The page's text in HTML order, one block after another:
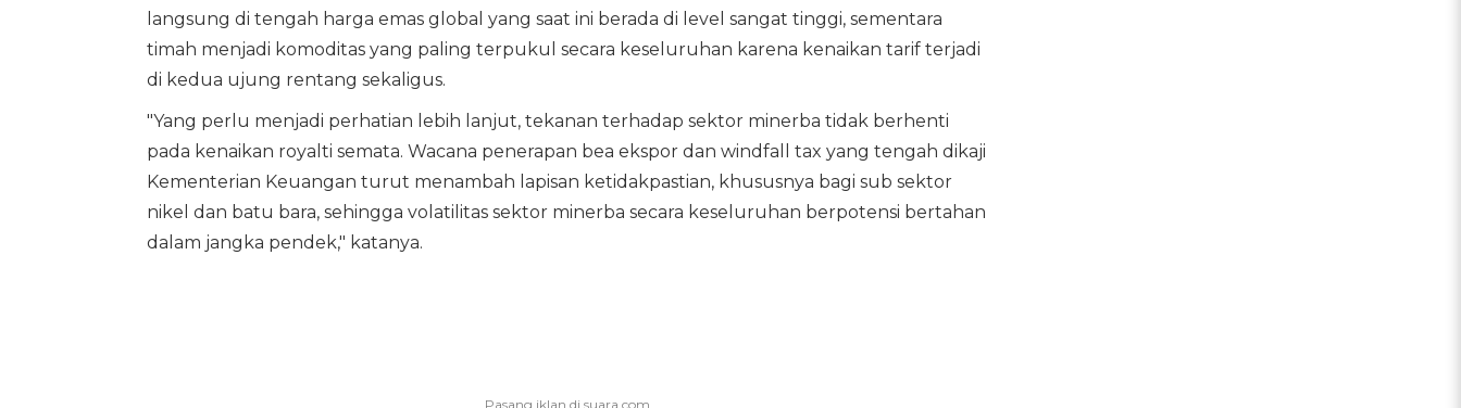
langsung di tengah harga emas global yang saat ini berada di level sangat tinggi, sementara
timah menjadi komoditas yang paling terpukul secara keseluruhan karena kenaikan tarif terjadi
di kedua ujung rentang sekaligus.
"Yang perlu menjadi perhatian lebih lanjut, tekanan terhadap sektor minerba tidak berhenti
pada kenaikan royalti semata. Wacana penerapan bea ekspor dan windfall tax yang tengah dikaji
Kementerian Keuangan turut menambah lapisan ketidakpastian, khususnya bagi sub sektor
nikel dan batu bara, sehingga volatilitas sektor minerba secara keseluruhan berpotensi bertahan
dalam jangka pendek," katanya.